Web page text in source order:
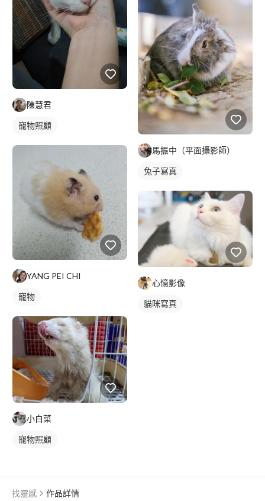
陳慧君
寵物照顧
YANG PEI CHI
寵物
小白菜
寵物照顧
馬振中（平面攝影師）
兔子寫真
心憶影像
貓咪寫真
找靈感 作品詳情